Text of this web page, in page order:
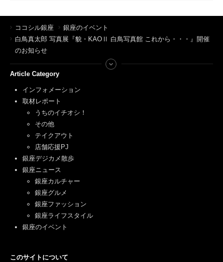
ココシル銀座
銀座のイベント
白鳥真太郎 写真展『貌・KAOⅡ 白鳥写真館 これから・・・』開催
のお知らせ
Article Category
インフォメーション
取材レポート
うちのイチオシ！
その他
テイクアウト
店舗応援PJ
銀座デジカメ散歩
銀座ニュース
銀座カルチャー
銀座グルメ
銀座ファッション
銀座ライフスタイル
銀座のイベント
このサイトについて